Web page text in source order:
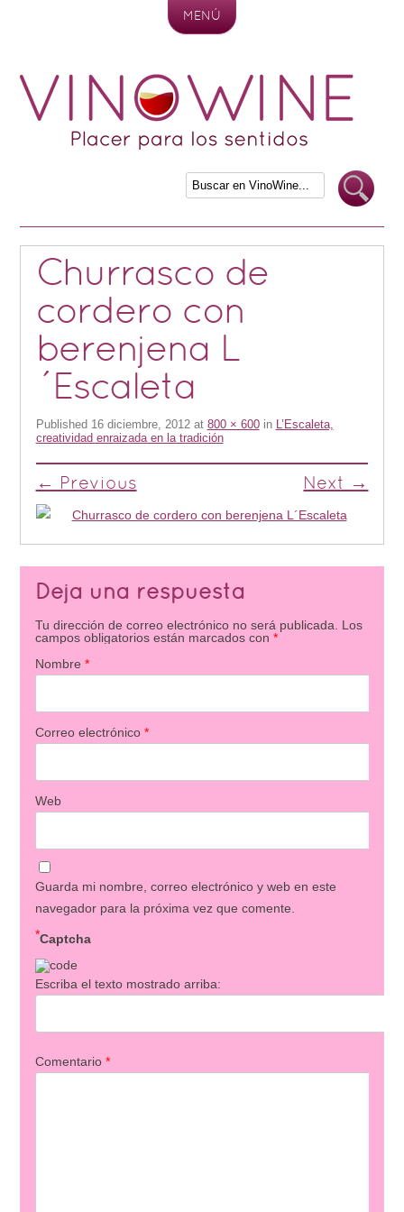
MENÚ
Churrasco de
cordero con
berenjena L
´Escaleta
Published 16 diciembre, 2012at 800 × 600in L’Escaleta,
creatividad enraizada en la tradición
← Previous Next →
Deja una respuesta
Tu dirección de correo electrónico no será publicada. Los
campos obligatorios están marcados con *
Nombre *
Correo electrónico *
Web
Guarda mi nombre, correo electrónico y web en este
navegador para la próxima vez que comente.
Captcha
*
Escriba el texto mostrado arriba:
Comentario *